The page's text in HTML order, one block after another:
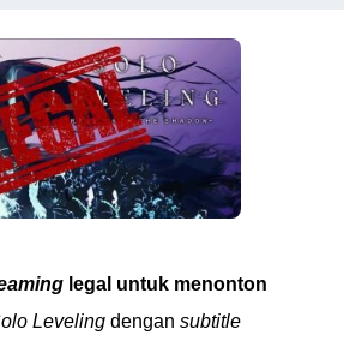
legal untuk menonton
Leveling dengan subtitle